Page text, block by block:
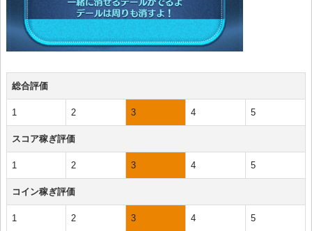
総合評価
1 2 3 4 5
スコア稼ぎ評価
1 2 3 4 5
コイン稼ぎ評価
1 2 3 4 5